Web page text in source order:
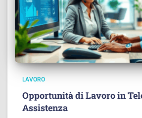
LAVORO
Opportunità di Lavoro in
Assistenza